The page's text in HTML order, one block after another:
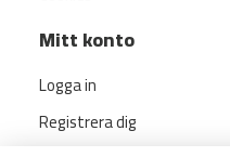
Mitt konto
Logga in
Registrera dig